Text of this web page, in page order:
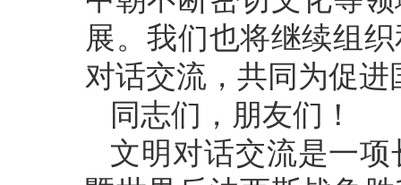
展。我们也将继续组
对话交流，共同为促
同志们，朋友们！
文明对话交流是一